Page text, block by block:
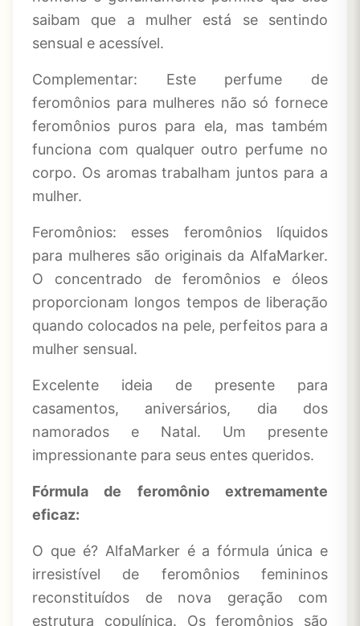
saibam que a mulher está se sentindo
sensual e acessível.
Complementar: Este perfume de
feromônios para mulheres não só fornece
feromônios puros para ela, mas também
funciona com qualquer outro perfume no
corpo. Os aromas trabalham juntos para a
mulher.
Feromônios: esses feromônios líquidos
para mulheres são originais da AlfaMarker.
O concentrado de feromônios e óleos
proporcionam longos tempos de liberação
quando colocados na pele, perfeitos para a
mulher sensual.
Excelente ideia de presente para
casamentos, aniversários, dia dos
namorados e Natal. Um presente
impressionante para seus entes queridos.
Fórmula de feromônio extremamente
eficaz:
O que é? AlfaMarker é a fórmula única e
irresistível de feromônios femininos
reconstituídos de nova geração com
estrutura copulínica. Os feromônios são